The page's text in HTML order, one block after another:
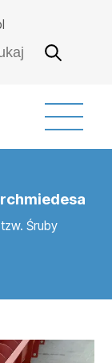
Śruby